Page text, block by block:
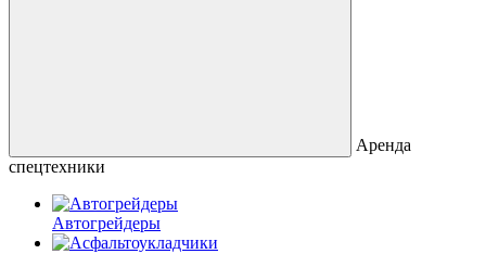
Аренда
спецтехники
Автогрейдеры